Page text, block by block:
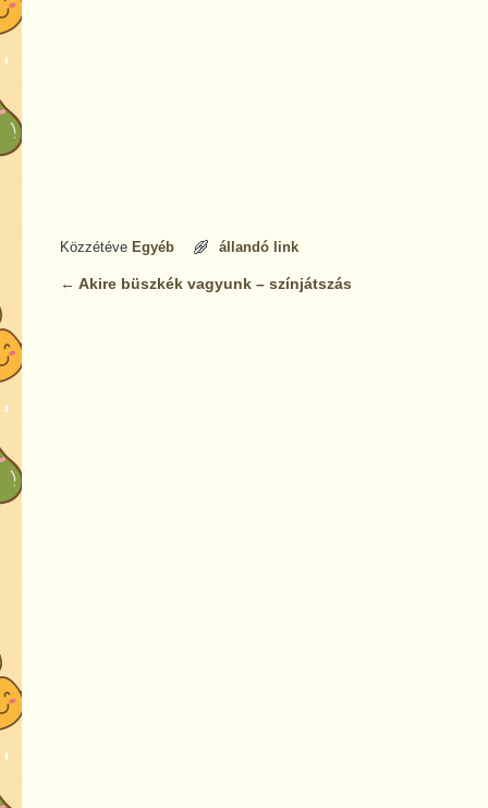
Közzétéve Egyéb állandó link
Bejegyzés navigáció
← Akire büszkék vagyunk – színjátszás